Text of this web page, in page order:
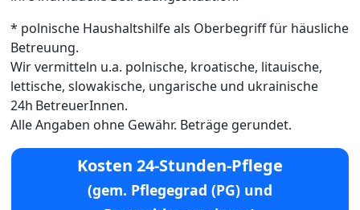
* polnische Haushaltshilfe als Oberbegriff für häusliche
Betreuung.
Wir vermitteln u.a. polnische, kroatische, litauische,
lettische, slowakische, ungarische und ukrainische
24h BetreuerInnen.
Alle Angaben ohne Gewähr. Beträge gerundet.
Kosten 24-Stunden-Pflege
(gem. Pflegegrad (PG) und